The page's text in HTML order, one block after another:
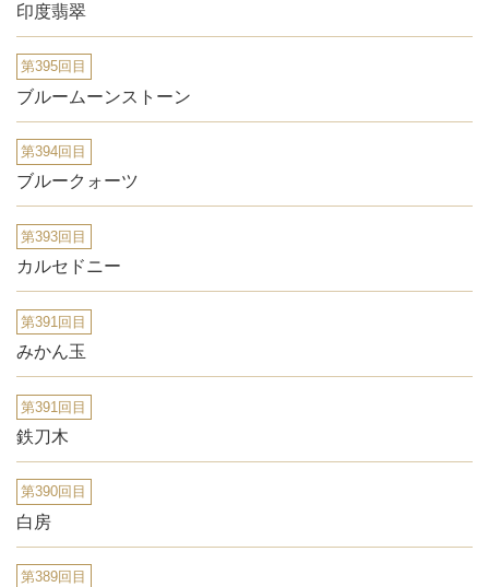
印度翡翠
第395回目
ブルームーンストーン
第394回目
ブルークォーツ
第393回目
カルセドニー
第391回目
みかん玉
第391回目
鉄刀木
第390回目
白房
第389回目